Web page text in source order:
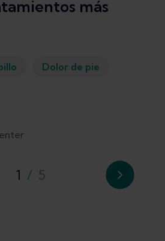
más
Dolor de pie
1 / 5